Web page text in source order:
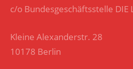
c/o Bundesgeschäftsstelle DIE
Kleine Alexanderstr. 28
10178 Berlin